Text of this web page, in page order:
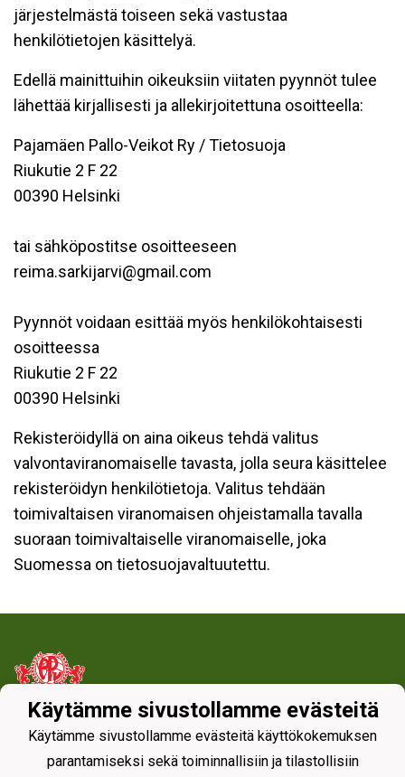
järjestelmästä toiseen sekä vastustaa
henkilötietojen käsittelyä.
Edellä mainittuihin oikeuksiin viitaten pyynnöt tulee
lähettää kirjallisesti ja allekirjoitettuna osoitteella:
Pajamäen Pallo-Veikot Ry / Tietosuoja
Riukutie 2 F 22
00390 Helsinki
tai sähköpostitse osoitteeseen
reima.sarkijarvi@gmail.com
Pyynnöt voidaan esittää myös henkilökohtaisesti
osoitteessa
Riukutie 2 F 22
00390 Helsinki
Rekisteröidyllä on aina oikeus tehdä valitus
valvontaviranomaiselle tavasta, jolla seura käsittelee
rekisteröidyn henkilötietoja. Valitus tehdään
toimivaltaisen viranomaisen ohjeistamalla tavalla
suoraan toimivaltaiselle viranomaiselle, joka
Suomessa on tietosuojavaltuutettu.
Tietosuojaseloste
Käytämme sivustollamme evästeitä
Käytämme sivustollamme evästeitä käyttökokemuksen
parantamiseksi sekä toiminnallisiin ja tilastollisiin